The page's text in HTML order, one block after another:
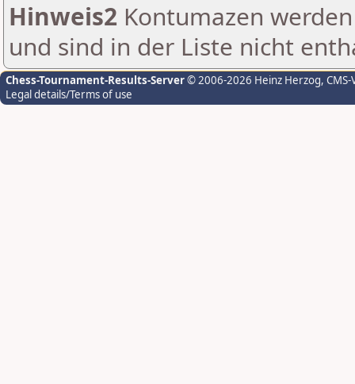
Hinweis2 Kontumazen
und sind in der Liste nicht
Chess-Tournament-Results-Server© 2006-2026 Heinz Herzog,
Legal details/Terms of use